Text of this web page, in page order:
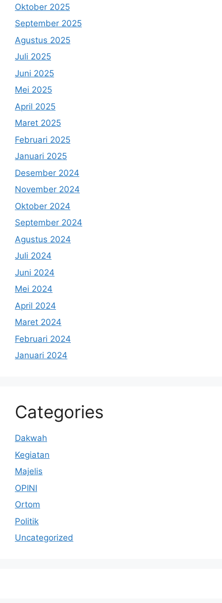
Oktober 2025
September 2025
Agustus 2025
Juli 2025
Juni 2025
Mei 2025
April 2025
Maret 2025
Februari 2025
Januari 2025
Desember 2024
November 2024
Oktober 2024
September 2024
Agustus 2024
Juli 2024
Juni 2024
Mei 2024
April 2024
Maret 2024
Februari 2024
Januari 2024
Categories
Dakwah
Kegiatan
Majelis
OPINI
Ortom
Politik
Uncategorized